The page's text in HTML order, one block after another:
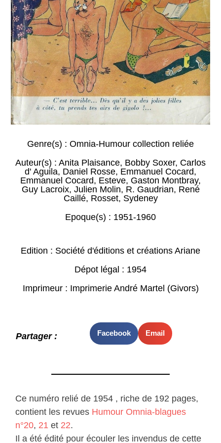
Genre(s) : Omnia-Humour collection reliée
Auteur(s) : Anita Plaisance, Bobby Soxer, Carlos
d' Aguila, Daniel Rosse, Emmanuel Cocard,
Emmanuel Cocard, Esteve, Gaston Montbray,
Guy Lacroix, Julien Molin, R. Gaudrian, René
Caillé, Rosset, Sydeney
Epoque(s) : 1951-1960
Edition : Société d'éditions et créations Ariane
Dépot légal : 1954
Imprimeur : Imprimerie André Martel (Givors)
Partager : Facebook Email
Ce numéro relié de 1954 , riche de 192 pages,
contient les revues Humour Omnia-blagues
n°20, 21 et 22.
Il a été édité pour écouler les invendus de cette